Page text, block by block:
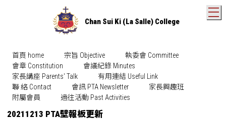
Chan Sui Ki (La Salle) College
首頁 home 宗旨 Objective
執委會 Committee
會章 Constitution
會議紀錄 Minutes
家長講座 Parents' Talk
有用連結 Useful Link
聯 絡 Contact
會訊 PTA Newsletter
家長興趣班
附屬會員
過往活動 Past Activities
20211213 PTA壁報板更新